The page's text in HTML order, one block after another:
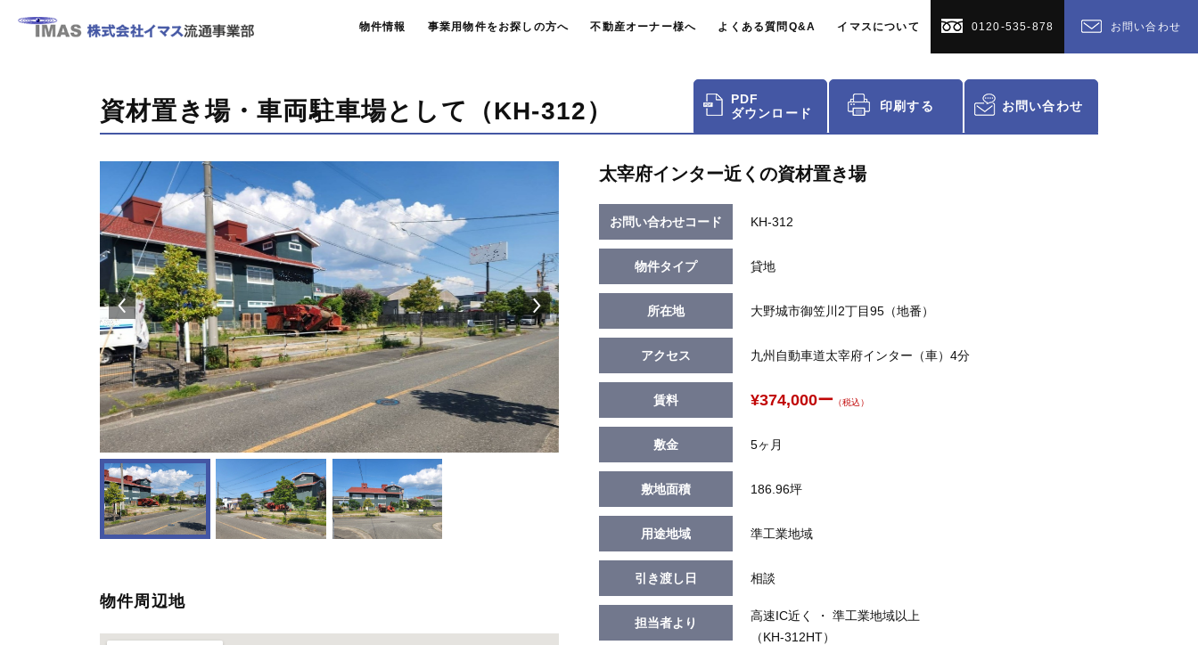
物件情報 事業用物件をお探しの方へ 不動産オーナー様へ よくある質問Q&A イマスについて 0120-535-878 お問い合わせ
資材置き場・車両駐車場として（KH-312）
PDF
ダウンロード
印刷する お問い合わせ
物件周辺地
太宰府インター近くの資材置き場
お問い合わせコード KH-312
物件タイプ 貸地
所在地 大野城市御笠川2丁目95（地番）
アクセス 九州自動車道太宰府インター（車）4分
賃料 ¥374,000ー （税込）
敷金 5ヶ月
敷地面積 186.96坪
用途地域 準工業地域
引き渡し日 相談
担当者より
高速IC近く ・ 準工業地域以上
（KH-312HT）